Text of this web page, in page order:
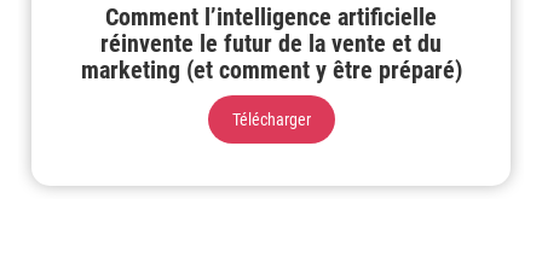
Comment l’intelligence artificielle
réinvente le futur de la vente et du
marketing (et comment y être préparé)
Télécharger